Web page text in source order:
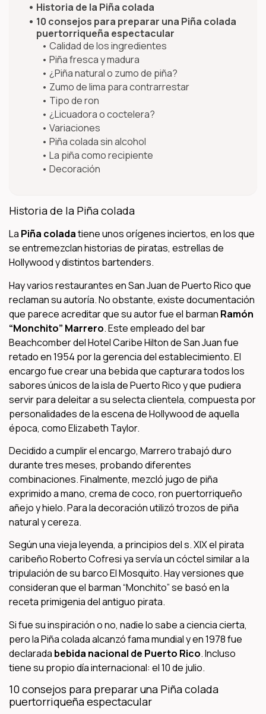
Historia de la Piña colada
10 consejos para preparar una Piña colada
puertorriqueña espectacular
Calidad de los ingredientes
Piña fresca y madura
¿Piña natural o zumo de piña?
Zumo de lima para contrarrestar
Tipo de ron
¿Licuadora o coctelera?
Variaciones
Piña colada sin alcohol
La piña como recipiente
Decoración
Historia de la Piña colada
La Piña coladatiene unos orígenes inciertos, en los que
se entremezclan historias de piratas, estrellas de
Hollywood y distintos bartenders.
Hay varios restaurantes en San Juan de Puerto Rico que
reclaman su autoría. No obstante, existe documentación
que parece acreditar que su autor fue el barman Ramón
“Monchito” Marrero. Este empleado del bar
Beachcomber del Hotel Caribe Hilton de San Juan fue
retado en 1954 por la gerencia del establecimiento. El
encargo fue crear una bebida que capturara todos los
sabores únicos de la isla de Puerto Rico y que pudiera
servir para deleitar a su selecta clientela, compuesta por
personalidades de la escena de Hollywood de aquella
época, como Elizabeth Taylor.
Decidido a cumplir el encargo, Marrero trabajó duro
durante tres meses, probando diferentes
combinaciones. Finalmente, mezcló jugo de piña
exprimido a mano, crema de coco, ron puertorriqueño
añejo y hielo. Para la decoración utilizó trozos de piña
natural y cereza.
Según una vieja leyenda, a principios del s. XIX el pirata
caribeño Roberto Cofresi ya servía un cóctel similar a la
tripulación de su barco El Mosquito. Hay versiones que
consideran que el barman “Monchito” se basó en la
receta primigenia del antiguo pirata.
Si fue su inspiración o no, nadie lo sabe a ciencia cierta,
pero la Piña colada alcanzó fama mundial y en 1978 fue
declarada bebida nacional de Puerto Rico. Incluso
tiene su propio día internacional: el 10 de julio.
10 consejos para preparar una Piña colada
puertorriqueña espectacular